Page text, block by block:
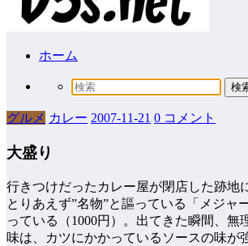
ホーム
グルメ カレー 2007-11-21 0 コメント
大盛り
行きつけだったカレー屋が閉店した跡地
とりあえず”名物”と謳っている「メジ
っている（1000円）。出てきた瞬間、
味は、カツにかかっているソースの味が